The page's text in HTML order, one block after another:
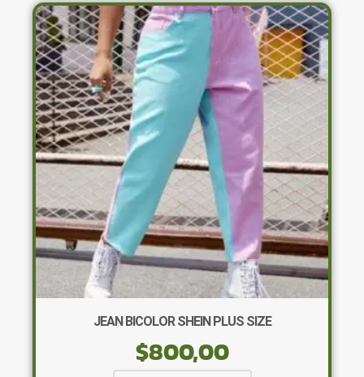
variantes.
Las
opciones
se
pueden
elegir
en
la
página
de
producto
JEAN BICOLOR SHEIN PLUS SIZE
$800,00